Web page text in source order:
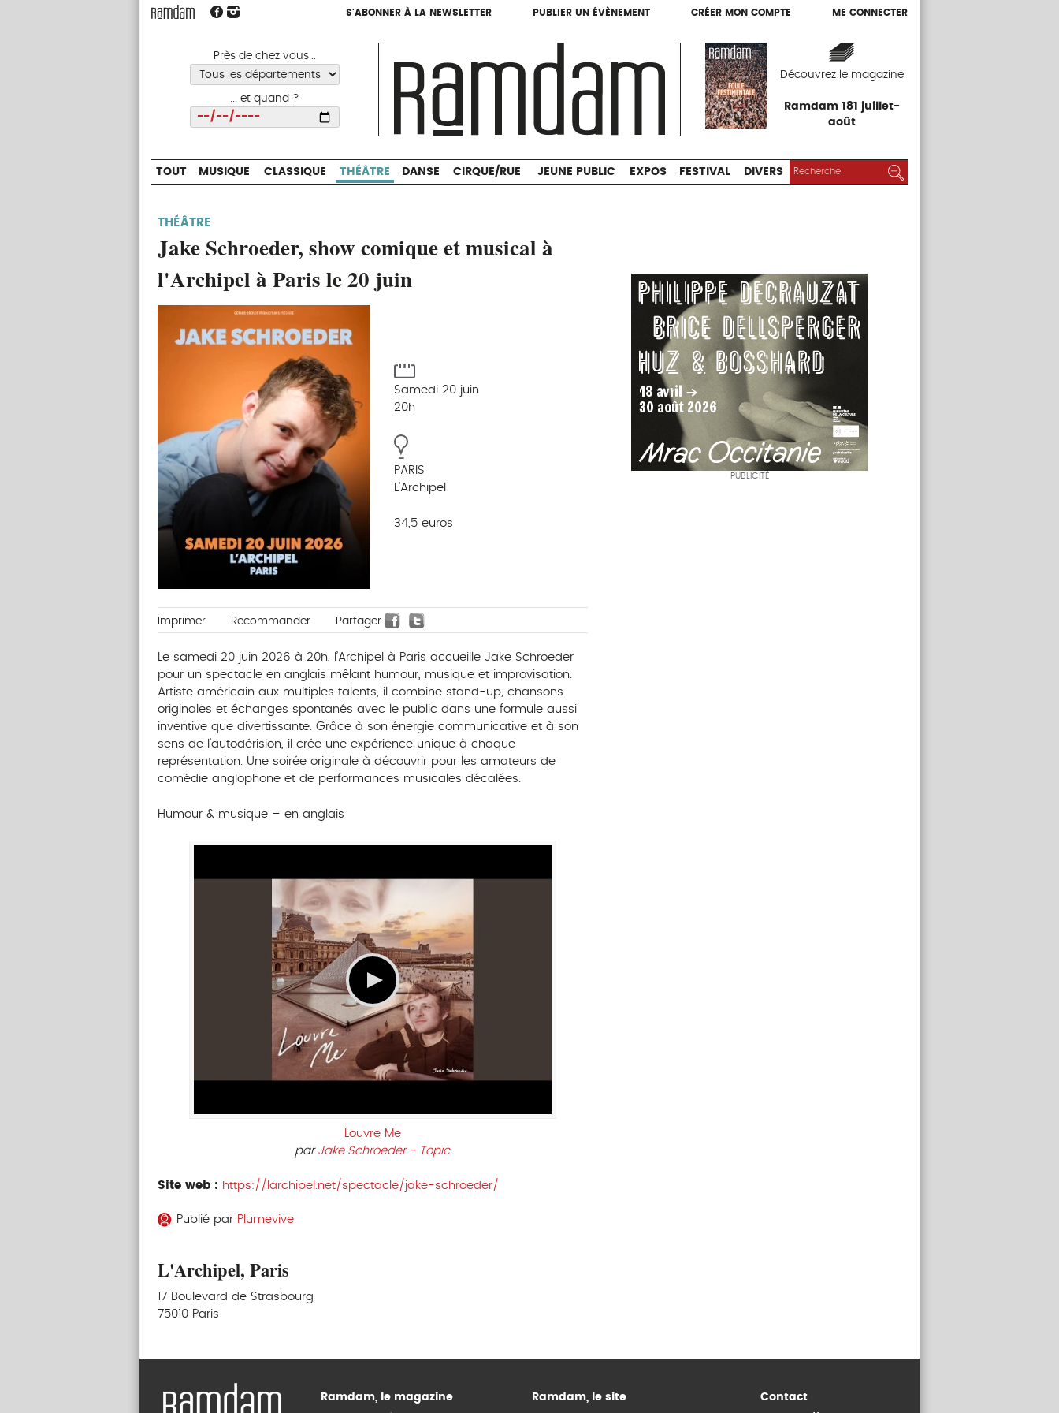
S'ABONNER À LA NEWSLETTER PUBLIER UN ÉVÈNEMENT CRÉER MON COMPTE ME CONNECTER
Près de chez vous...
... et quand ?
Découvrez le magazine
Ramdam 181 juillet-
août
S'ABONNER À LA NEWSLETTER PUBLIER UN ÉVÈNEMENT CRÉER MON COMPTE ME CONNECTER
CIRQUE/RUE JEUNE PUBLIC EXPOS
TOUT MUSIQUE CLASSIQUE THÉÂTRE DANSE CIRQUE/RUE JEUNE PUBLIC EXPOS FESTIVAL DIVERS RECHERCHER :
THÉÂTRE
Jake Schroeder, show comique et musical à
l'Archipel à Paris le 20 juin
Samedi 20 juin
20h
PARIS
L'Archipel
34,5 euros
Imprimer Recommander Partager
Le samedi 20 juin 2026 à 20h, l’Archipel à Paris accueille Jake Schroeder
pour un spectacle en anglais mêlant humour, musique et improvisation.
Artiste américain aux multiples talents, il combine stand-up, chansons
originales et échanges spontanés avec le public dans une formule aussi
inventive que divertissante. Grâce à son énergie communicative et à son
sens de l’autodérision, il crée une expérience unique à chaque
représentation. Une soirée originale à découvrir pour les amateurs de
comédie anglophone et de performances musicales décalées.
Humour & musique – en anglais
Louvre Me
par Jake Schroeder - Topic
Site web : https://larchipel.net/spectacle/jake-schroeder/
Publié par Plumevive
L'Archipel, Paris
17 Boulevard de Strasbourg
75010 Paris
PUBLICITÉ
Ramdam, le magazine
Ramdam, le site
Contact